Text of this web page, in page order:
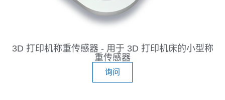
3D 打印机称重传感器 - 用于 3D 打印机床的小型称
重传感器
询问